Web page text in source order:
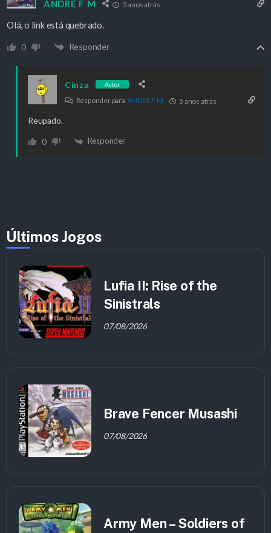
ANDRE F M 5 anos atrás
Olá, o link está quebrado.
0 Responder
Cinza Autor
Responder paraANDRE F M 5 anos atrás
Reupado.
0 Responder
Últimos Jogos
Lufia II: Rise of the
Sinistrals
07/08/2026
Brave Fencer Musashi
07/08/2026
Army Men – Soldiers of